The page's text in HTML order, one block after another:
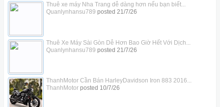
Thuê xe máy Nha Trang dễ dàng hơn nếu bạn biết...
Quanlynhansu789 posted 21/7/26
Thuê Xe Máy Sài Gòn Dễ Hơn Bao Giờ Hết Với Dịch...
Quanlynhansu789 posted 21/7/26
ThanhMotor Cần Bán HarleyDavidson Iron 883 2016...
ThanhMotorposted 10/7/26